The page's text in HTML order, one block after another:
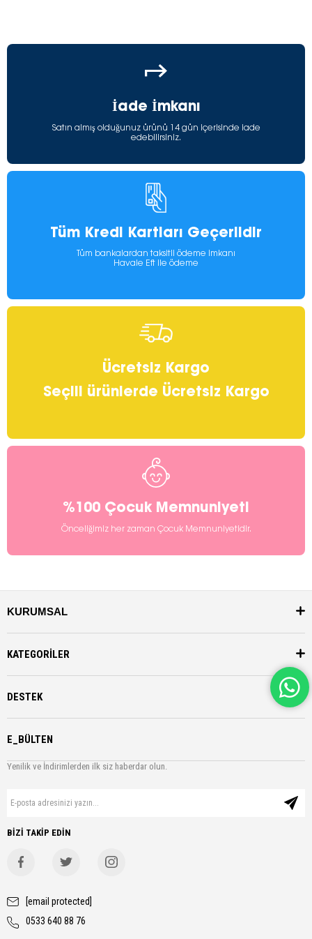
İade İmkanı
Satın almış olduğunuz ürünü 14 gün içerisinde iade
edebilirsiniz.
Tüm Kredi Kartları Geçerlidir
Tüm bankalardan taksitli ödeme imkanı
Havale Eft ile ödeme
Ücretsiz Kargo
Seçili ürünlerde Ücretsiz Kargo
%100 Çocuk Memnuniyeti
Önceliğimiz her zaman Çocuk Memnuniyetidir.
KURUMSAL
KATEGORİLER
DESTEK
E_BÜLTEN
Yenilik ve İndirimlerden ilk siz haberdar olun.
BİZİ TAKİP EDİN
[email protected]
0533 640 88 76